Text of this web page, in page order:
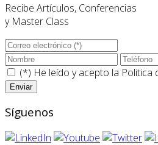
Recibe Artículos, Conferencias
y Master Class
(*) He leído y acepto la Politica
Síguenos